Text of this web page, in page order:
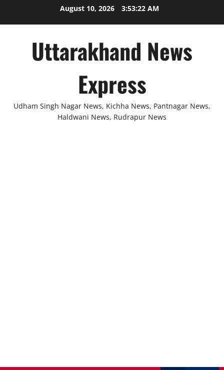
August 10, 2026 3:53:23 AM
Uttarakhand News
Express
Udham Singh Nagar News, Kichha News, Pantnagar News,
Haldwani News, Rudrapur News